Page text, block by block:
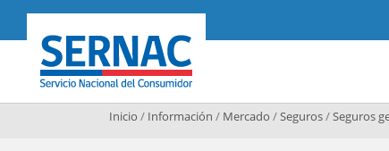
SERNAC
Inicio / Información / Mercado /Seguros/Seguros